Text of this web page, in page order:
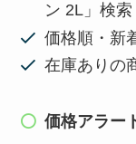
ン 2L」検索
価格順・新
在庫ありの
価格アラー